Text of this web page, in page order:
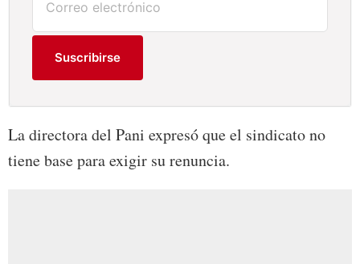
Suscribirse
La directora del Pani expresó que el sindicato no
tiene base para exigir su renuncia.